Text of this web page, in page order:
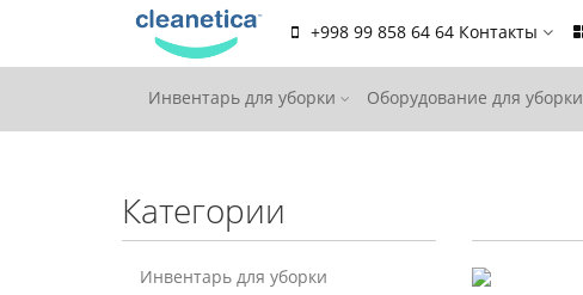
+998 99 858 64 64 Контакты
Инвентарь для уборки Оборудование для уборки
Категории
Инвентарь для уборки